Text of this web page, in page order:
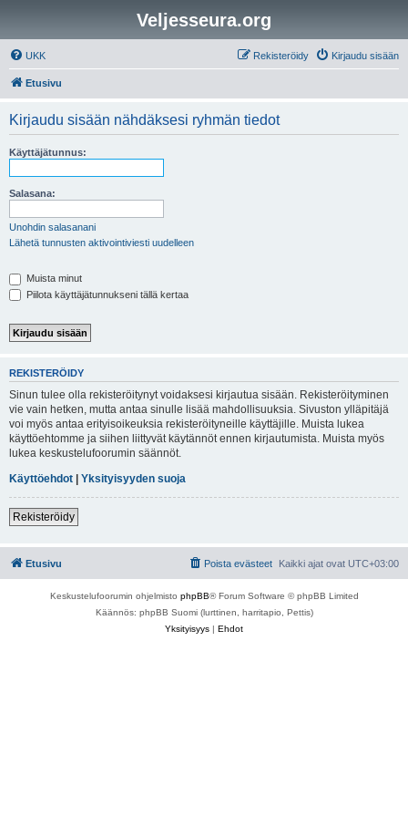
Veljesseura.org
UKK Kirjaudu sisään
Rekisteröidy
Etusivu
Kirjaudu sisään nähdäksesi ryhmän tiedot
Käyttäjätunnus:
Salasana:
Unohdin salasanani
Lähetä tunnusten aktivointiviesti uudelleen
Muista minut
Piilota käyttäjätunnukseni tällä kertaa
REKISTERÖIDY
Sinun tulee olla rekisteröitynyt voidaksesi kirjautua sisään. Rekisteröityminen
vie vain hetken, mutta antaa sinulle lisää mahdollisuuksia. Sivuston ylläpitäjä
voi myös antaa erityisoikeuksia rekisteröityneille käyttäjille. Muista lukea
käyttöehtomme ja siihen liittyvät käytännöt ennen kirjautumista. Muista myös
lukea keskustelufoorumin säännöt.
Käyttöehdot | Yksityisyyden suoja
Rekisteröidy
Etusivu Kaikki ajat ovat UTC+03:00
Poista evästeet
Keskustelufoorumin ohjelmisto phpBB® Forum Software © phpBB Limited
Käännös: phpBB Suomi (lurttinen, harritapio, Pettis)
Yksityisyys | Ehdot